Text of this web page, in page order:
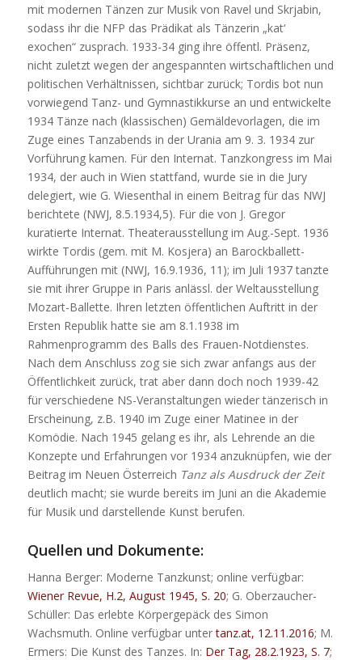
mit modernen Tänzen zur Musik von Ravel und Skrjabin,
sodass ihr die NFP das Prädikat als Tänzerin „kat‘
exochen“ zusprach. 1933-34 ging ihre öffentl. Präsenz,
nicht zuletzt wegen der angespannten wirtschaftlichen und
politischen Verhältnissen, sichtbar zurück; Tordis bot nun
vorwiegend Tanz- und Gymnastikkurse an und entwickelte
1934 Tänze nach (klassischen) Gemäldevorlagen, die im
Zuge eines Tanzabends in der Urania am 9. 3. 1934 zur
Vorführung kamen. Für den Internat. Tanzkongress im Mai
1934, der auch in Wien stattfand, wurde sie in die Jury
delegiert, wie G. Wiesenthal in einem Beitrag für das NWJ
berichtete (NWJ, 8.5.1934,5). Für die von J. Gregor
kuratierte Internat. Theaterausstellung im Aug.-Sept. 1936
wirkte Tordis (gem. mit M. Kosjera) an Barockballett-
Aufführungen mit (NWJ, 16.9.1936, 11); im Juli 1937 tanzte
sie mit ihrer Gruppe in Paris anlässl. der Weltausstellung
Mozart-Ballette. Ihren letzten öffentlichen Auftritt in der
Ersten Republik hatte sie am 8.1.1938 im
Rahmenprogramm des Balls des Frauen-Notdienstes.
Nach dem Anschluss zog sie sich zwar anfangs aus der
Öffentlichkeit zurück, trat aber dann doch noch 1939-42
für verschiedene NS-Veranstaltungen wieder tänzerisch in
Erscheinung, z.B. 1940 im Zuge einer Matinee in der
Komödie. Nach 1945 gelang es ihr, als Lehrende an die
Konzepte und Erfahrungen vor 1934 anzuknüpfen, wie der
Beitrag im Neuen Österreich Tanz als Ausdruck der Zeit
deutlich macht; sie wurde bereits im Juni an die Akademie
für Musik und darstellende Kunst berufen.
Quellen und Dokumente:
Hanna Berger: Moderne Tanzkunst; online verfügbar:
Wiener Revue, H.2, August 1945, S. 20; G. Oberzaucher-
Schüller: Das erlebte Körpergepäck des Simon
Wachsmuth. Online verfügbar untertanz.at, 12.11.2016; M.
Ermers: Die Kunst des Tanzes. In: Der Tag, 28.2.1923, S. 7;